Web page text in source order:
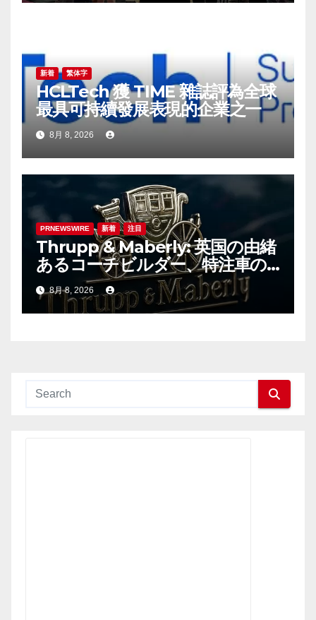
新着 繁体字
HCLTech 獲 TIME 雜誌評為全球
最具可持續發展表現的企業之一
8月 8, 2026
PRNEWSWIRE 新着 注目
Thrupp & Maberly: 英国の由緒
あるコーチビルダー、特注車の
新時代へ
8月 8, 2026